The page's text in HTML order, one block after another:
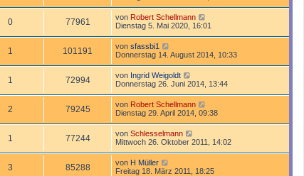
0 77961 von Robert Schellmann
Dienstag 5. Mai 2020, 16:01
1 101191 von sfassbi1
Donnerstag 14. August 2014, 10:33
1 72994 von Ingrid Weigoldt
Donnerstag 26. Juni 2014, 13:44
2 79245 von Robert Schellmann
Dienstag 29. April 2014, 09:38
1 77244 von Schlesselmann
Mittwoch 26. Oktober 2011, 14:02
3 85288 von H Müller
Freitag 18. März 2011, 18:25